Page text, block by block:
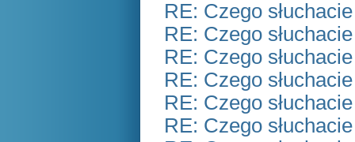
RE: Czego
RE: Czego
RE: Czego
RE: Czego
RE: Czego
RE: Czego